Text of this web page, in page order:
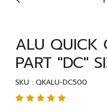
ALU QUICK
PART "DC"
SKU : QKALU-DC500